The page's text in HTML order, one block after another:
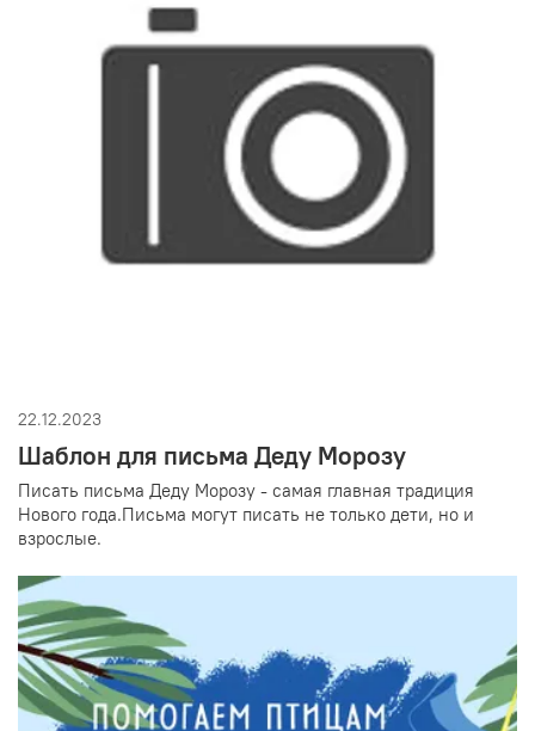
22.12.2023
Шаблон для письма Деду Морозу
Писать письма Деду Морозу - самая главная традиция
Нового года.Письма могут писать не только дети, но и
взрослые.